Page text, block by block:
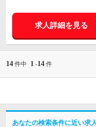
求人詳細を見る
14 件中 1 -14 件
あなたの検索条件に近い求